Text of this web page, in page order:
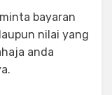
bayaran
nilai yang
anda